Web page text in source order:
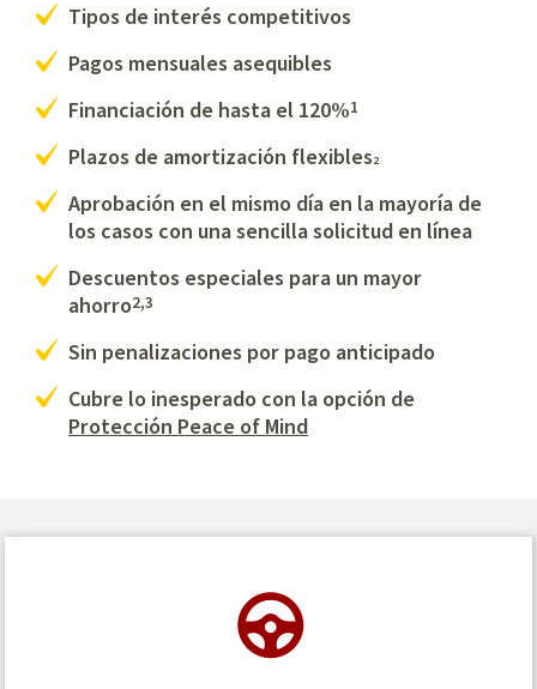
Tipos de interés competitivos
Pagos mensuales asequibles
Financiación de hasta el 120%1
Plazos de amortización flexibles2
Aprobación en el mismo día en la mayoría de
los casos con una sencilla solicitud en línea
Descuentos especiales para un mayor
ahorro2,3
Sin penalizaciones por pago anticipado
Cubre lo inesperado con la opción de
Protección Peace of Mind